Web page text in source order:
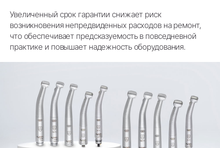
Увеличенный срок гарантии снижает риск
возникновения непредвиденных расходов на ремонт,
что обеспечивает предсказуемость в повседневной
практике и повышает надежность оборудования.